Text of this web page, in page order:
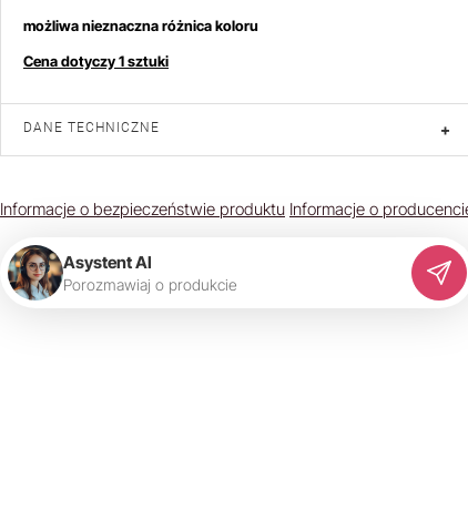
możliwa nieznaczna różnica koloru
Cena dotyczy 1 sztuki
DANE TECHNICZNE +
Informacje o bezpieczeństwie produktu Informacje o
Asystent AI
Porozmawiaj o produkcie